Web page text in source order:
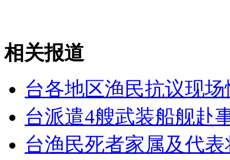
实拍警方壁橱中解救出被绑架女子
山西运城恶犬咬伤多人 警民合力深夜将其击毙
女孩北京地铁殴打老人 痛下狠手拳打脚踢
相关报道
台各地区渔民抗议现
台派遣4艘武装船舰赴
台渔民死者家属及代